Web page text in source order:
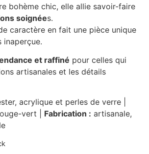
bohème chic, elle allie savoir-faire
soignées.
caractère en fait une pièce unique
inaperçue.
et raffiné pour celles qui
artisanales et les détails
acrylique et perles de verre |
vert | Fabrication : artisanale,